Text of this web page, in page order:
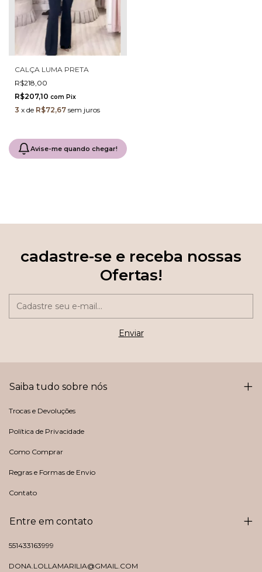
CALÇA LUMA PRETA
R$218,00
R$207,10 com Pix
3 x de R$72,67 sem juros
Avise-me quando chegar!
cadastre-se e receba nossas
Ofertas!
Saiba tudo sobre nós
Trocas e Devoluções
Política de Privacidade
Como Comprar
Regras e Formas de Envio
Contato
Entre em contato
551433163999
DONA.LOLLAMARILIA@GMAIL.COM